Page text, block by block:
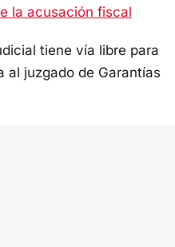
la acusación fiscal
tiene vía libre para
al juzgado de Garantías